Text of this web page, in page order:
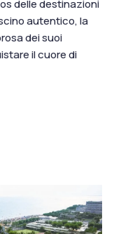
delle destinazioni
autentico, la
dei suoi
il cuore di